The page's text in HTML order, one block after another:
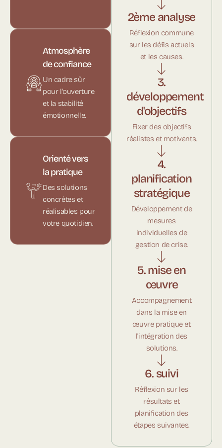
Atmosphère
de confiance
Un cadre sûr
pour l'ouverture
et la stabilité
émotionnelle.
Orienté vers
la pratique
Des solutions
concrètes et
réalisables pour
votre quotidien.
2ème analyse
Réflexion commune
sur les défis actuels
et les causes.
3.
développement
d'objectifs
Fixer des objectifs
réalistes et motivants.
4.
planification
stratégique
Développement de
mesures
individuelles de
gestion de crise.
5. mise en
œuvre
Accompagnement
dans la mise en
œuvre pratique et
l'intégration des
solutions.
6. suivi
Réflexion sur les
résultats et
planification des
étapes suivantes.